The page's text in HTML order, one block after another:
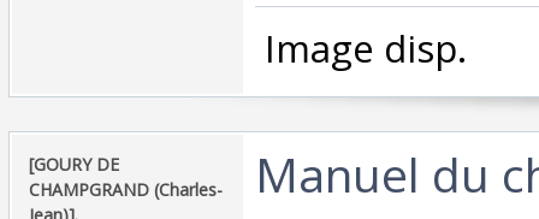
‎ Image disp.‎
‎[GOURY DE
CHAMPGRAND (Charles-
Jean)].‎
‎Manuel du